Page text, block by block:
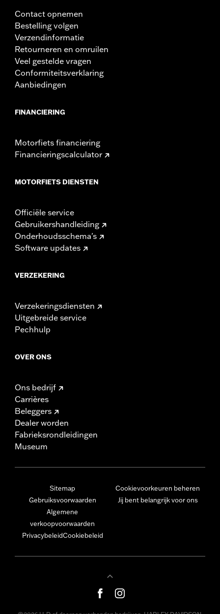
Contact opnemen
Bestelling volgen
Verzendinformatie
Retourneren en omruilen
Veel gestelde vragen
Conformiteitsverklaring
Aanbiedingen
FINANCIERING
Motorfiets financiering
Financieringscalculator
MOTORFIETS DIENSTEN
Officiële service
Gebruikershandleiding
Onderhoudsschema's
Software updates
VERZEKERING
Verzekeringsdiensten
Uitgebreide service
Pechhulp
OVER ONS
Ons bedrijf
Carrières
Beleggers
Dealer worden
Fabrieksrondleidingen
Museum
Sitemap
Gebruiksvoorwaarden
Algemene
verkoopvoorwaarden
PrivacybeleidCookiebeleid
Cookievoorkeuren beheren
Jij bent belangrijk voor ons